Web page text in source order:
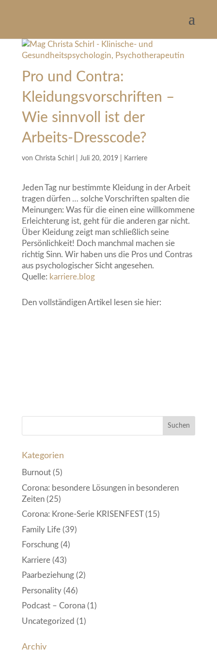
Pro und Contra:
Kleidungsvorschriften –
Wie sinnvoll ist der
Arbeits-Dresscode?
von Christa Schirl Juli 20, 2019| Karriere
Jeden Tag nur bestimmte Kleidung in der Arbeit
tragen dürfen … solche Vorschriften spalten die
Meinungen: Was für die einen eine willkommene
Erleichterung ist, geht für die anderen gar nicht.
Über Kleidung zeigt man schließlich seine
Persönlichkeit! Doch manchmal machen sie
richtig Sinn. Wir haben uns die Pros und Contras
aus psychologischer Sicht angesehen.
Quelle: karriere.blog
Den vollständigen Artikel lesen sie hier:
Kategorien
Burnout(5)
Corona: besondere Lösungen in besonderen
Zeiten(25)
Corona: Krone-Serie KRISENFEST(15)
Family Life(39)
Forschung(4)
Karriere(43)
Paarbeziehung(2)
Personality(46)
Podcast – Corona(1)
Uncategorized (1)
Archiv